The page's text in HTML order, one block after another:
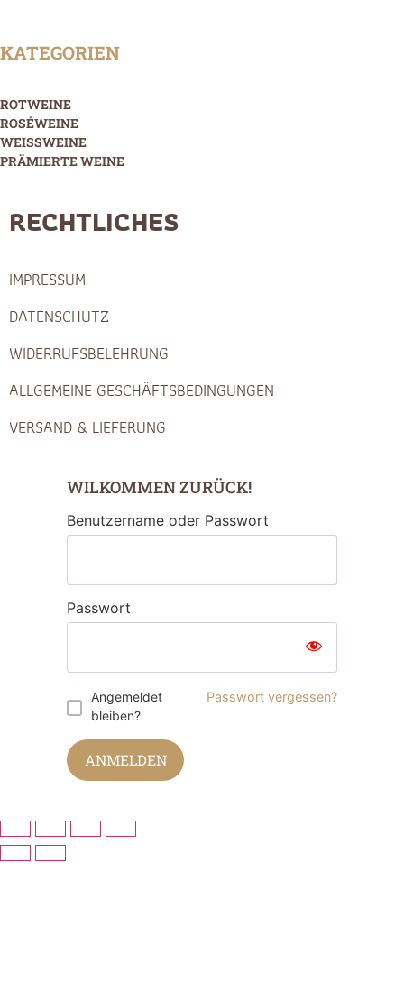
KATEGORIEN
ROTWEINE
ROSÉWEINE
WEISSWEINE
PRÄMIERTE WEINE
RECHTLICHES
IMPRESSUM
DATENSCHUTZ
WIDERRUFSBELEHRUNG
ALLGEMEINE GESCHÄFTSBEDINGUNGEN
VERSAND & LIEFERUNG
WILKOMMEN ZURÜCK!
Benutzername oder Passwort
Passwort
Angemeldet
bleiben?
Passwort vergessen?
ANMELDEN